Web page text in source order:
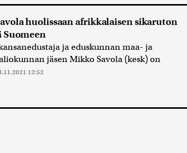
huolissaan afrikkalaisen sikaruton
Suomeen
ja eduskunnan maa- ja
jäsen Mikko Savola (kesk) on
12:52